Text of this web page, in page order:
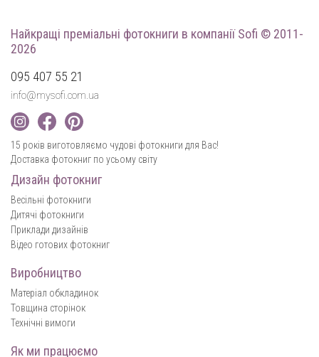
Найкращі преміальні фотокниги в компанії Sofi © 2011-
2026
095 407 55 21
info@mysofi.com.ua
15 років виготовляємо чудові фотокниги для Вас!
Доставка фотокниг по усьому світу
Дизайн фотокниг
Весільні фотокниги
Дитячі фотокниги
Приклади дизайнів
Відео готових фотокниг
Виробництво
Матеріал обкладинок
Товщина сторінок
Технічні вимоги
Як ми працюємо